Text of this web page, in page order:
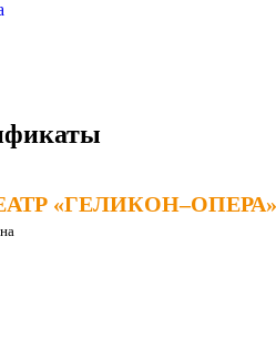
«ГЕЛИКОН–ОПЕРА»
«ГЕЛИКОН–ОПЕРА»